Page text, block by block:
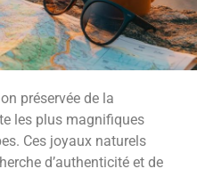
préservée de la
les plus magnifiques
Ces joyaux naturels
d’authenticité et de